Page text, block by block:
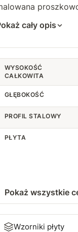
cały opis
WYSOKOŚĆ
CAŁKOWITA
GŁĘBOKOŚĆ
PROFIL STALOWY
PŁYTA
Pokaż wszystkie
Wzorniki płyty